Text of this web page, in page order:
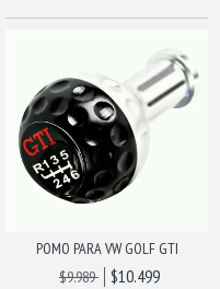
POMO PARA VW GOLF GTI
$9.989
$10.499